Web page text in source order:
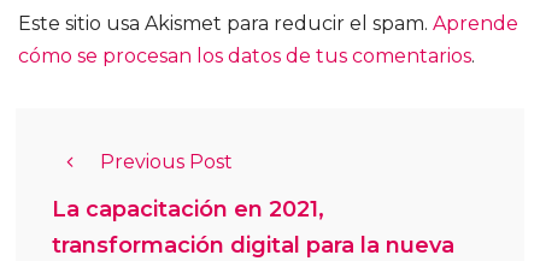
Este sitio usa Akismet para reducir el spam. Aprende
cómo se procesan los datos de tus comentarios.
Previous Post
La capacitación en 2021,
transformación digital para la nueva